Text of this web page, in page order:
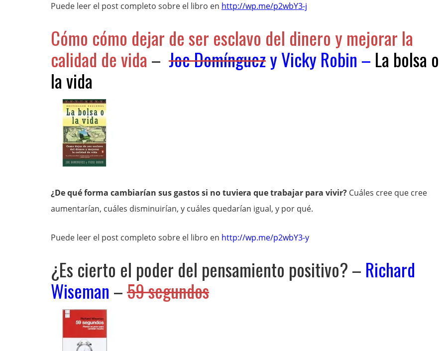
Puede leer el post completo sobre el libro en http://wp.me/p2wbY3-j
Cómo cómo dejar de ser esclavo del dinero y mejorar la
calidad de vida – Joe DomínguezyVicky Robin – La bolsa o
la vida
¿De qué forma cambiarían sus gastos si no tuviera que trabajar para vivir? Cuáles cree que cree
aumentarían, cuáles disminuirían, y cuáles quedarían igual, y por qué.
Puede leer el post completo sobre el libro en http://wp.me/p2wbY3-y
¿Es cierto el poder del pensamiento positivo? – Richard
Wiseman –59 segundos